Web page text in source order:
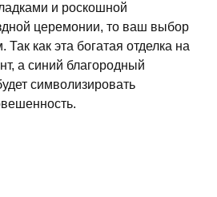
и роскошной
церемонии, то ваш выбор
как эта богатая отделка на
а синий благородный
символизировать